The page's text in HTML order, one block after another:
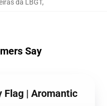
da LBGT,
Say
Flag | Aromantic